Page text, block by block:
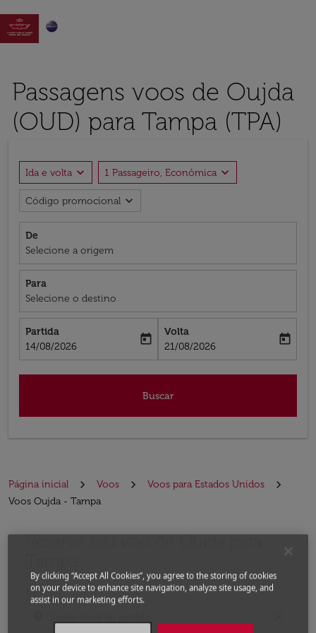

Passagens voos de Oujda
(OUD) para Tampa (TPA)
Ida e volta expand_more 1 Passageiro, Econômica expand_more
Código promocional expand_more
De
Selecione a origem
Para
Selecione o destino
Partida
fc-booking-departure-date-aria-label
14/08/2026
today
Volta
fc-booking-return-date-aria-label
21/08/2026
today
Buscar
Página inicial Voos
Voos para Estados Unidos
Voos Oujda - Tampa
Reserve seu voo de Oujda para
De
Experimente atualizar a rota (partida e/ou destino)
By clicking “Accept All Cookies”, you agree to the storing of cookies
on your device to enhance site navigation, analyze site usage, and
assist in our marketing efforts.